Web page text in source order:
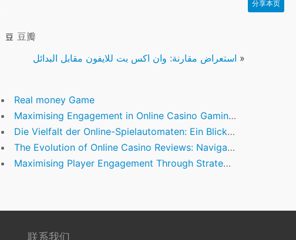
豆瓣
استعراض مقارنة: وان اكس بت للايفون مقابل البدائل »
Real money Game
Maximising Engagement in Online Casino Gaming through Innovative Promotions
Die Vielfalt der Online-Spielautomaten: Ein Blick auf führende Anbieter und ihre Angebote
The Evolution of Online Casino Reviews: Navigating Trust in the Digital Age
Maximising Player Engagement Through Strategic Use of Welcome Bonuses in Australian Online Casinos
联系我们
分享本页